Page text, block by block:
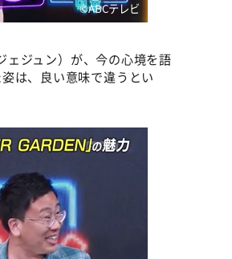
©️ABCテレビ
ェジュン）が、今の心境を語
は、良い意味で違うとい